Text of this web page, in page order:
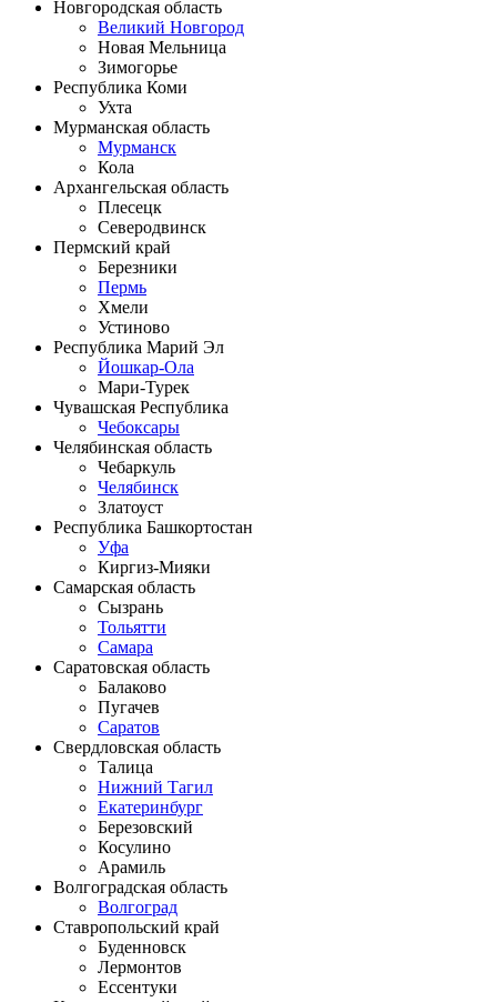
Новгородская область
Великий Новгород
Новая Мельница
Зимогорье
Республика Коми
Ухта
Мурманская область
Мурманск
Кола
Архангельская область
Плесецк
Северодвинск
Пермский край
Березники
Пермь
Хмели
Устиново
Республика Марий Эл
Йошкар-Ола
Мари-Турек
Чувашская Республика
Чебоксары
Челябинская область
Чебаркуль
Челябинск
Златоуст
Республика Башкортостан
Уфа
Киргиз-Мияки
Самарская область
Сызрань
Тольятти
Самара
Саратовская область
Балаково
Пугачев
Саратов
Свердловская область
Талица
Нижний Тагил
Екатеринбург
Березовский
Косулино
Арамиль
Волгоградская область
Волгоград
Ставропольский край
Буденновск
Лермонтов
Ессентуки